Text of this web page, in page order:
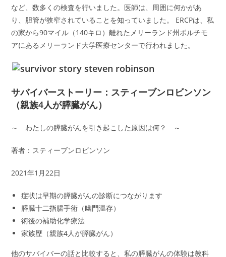
など、数多くの検査を行いました。医師は、周囲に何かがあ
り、胆管が狭窄されていることを知っていました。 ERCPは、私
の家から90マイル（140キロ）離れたメリーランド州ボルチモ
アにあるメリーランド大学医療センターで行われました。
サバイバーストーリー：スティーブンロビンソン
（親族4人が膵臓がん）
～ わたしの膵臓がんを引き起こした原因は何？ ～
著者：スティーブンロビンソン
2021年1月22日
症状は早期の膵臓がんの診断につながります
膵臓十二指腸手術（幽門温存）
術後の補助化学療法
家族歴（親族4人が膵臓がん）
他のサバイバーの話と比較すると、私の膵臓がんの体験は教科